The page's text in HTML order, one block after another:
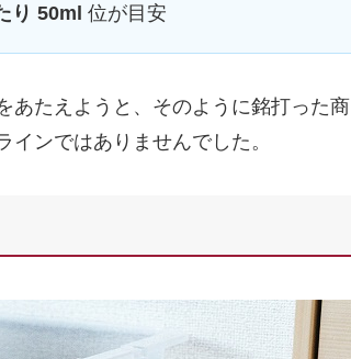
り 50ml 位が目安
あたえようと、そのように銘打った商
ンではありませんでした。